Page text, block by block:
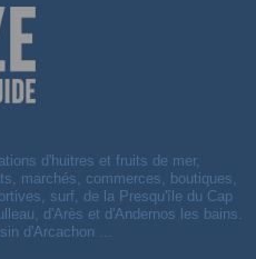
d'huitres et fruits de mer,
marchés, commerces, boutiques,
surf, de la Presqu'île du Cap
d'Arès et d'Andernos les bains.
d'Arcachon ...